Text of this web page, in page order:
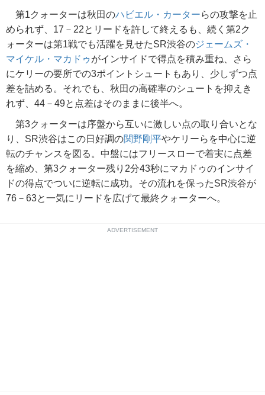
第1クォーターは秋田のハビエル・カーターらの攻撃を止
められず、17－22とリードを許して終えるも、続く第2ク
ォーターは第1戦でも活躍を見せたSR渋谷のジェームズ・
マイケル・マカドゥ がインサイドで得点を積み重ね、さら
にケリーの要所での3ポイントシュートもあり、少しずつ点
差を詰める。それでも、秋田の高確率のシュートを抑えき
れず、44－49と点差はそのままに後半へ。
第3クォーターは序盤から互いに激しい点の取り合いとな
り、SR渋谷はこの日好調の関野剛平やケリーらを中心に逆
転のチャンスを図る。中盤にはフリースローで着実に点差
を縮め、第3クォーター残り2分43秒にマカドゥのインサイ
ドの得点でついに逆転に成功。その流れを保ったSR渋谷が
76－63と一気にリードを広げて最終クォーターへ。
ADVERTISEMENT